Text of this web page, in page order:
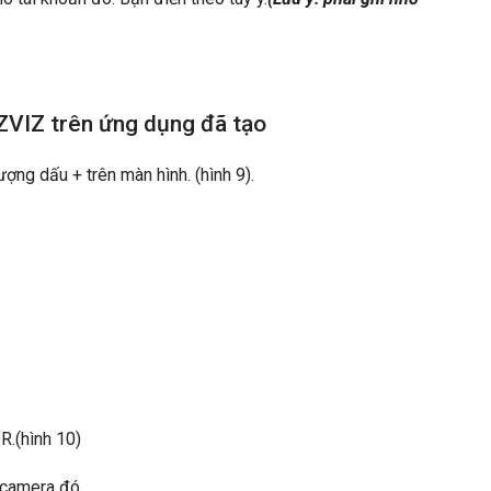
trên ứng dụng đã tạo
dấu + trên màn hình. (hình 9).
10)